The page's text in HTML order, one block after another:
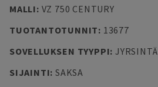
MALLI: VZ 750 CENTURY
TUOTANTOTUNNIT: 13677
SOVELLUKSEN TYYPPI: JYRSINTÄ
SIJAINTI: SAKSA